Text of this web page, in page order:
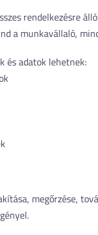
rendelkezésre
a munkavállaló,
és adatok lehetnek:
megőrzése,